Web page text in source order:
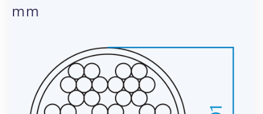
mm